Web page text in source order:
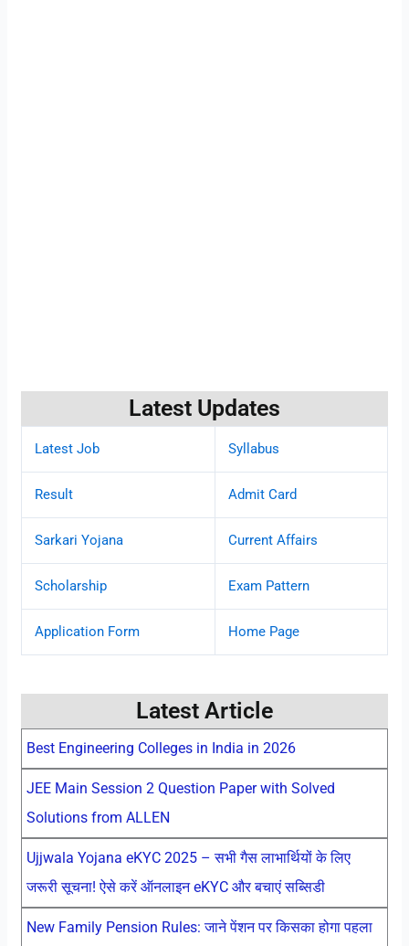
Latest Updates
Latest Job Syllabus
Result Admit Card
Sarkari Yojana Current Affairs
Scholarship Exam Pattern
Application Form Home Page
Latest Article
Best Engineering Colleges in India in 2026
JEE Main Session 2 Question Paper with Solved
Solutions from ALLEN
Ujjwala Yojana eKYC 2025 – सभी गैस लाभार्थियों के लिए
जरूरी सूचना! ऐसे करें ऑनलाइन eKYC और बचाएं सब्सिडी
New Family Pension Rules: जाने पेंशन पर किसका होगा पहला